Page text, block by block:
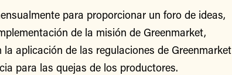
para proporcionar un foro de ideas,
de la misión de Greenmarket,
la aplicación de las regulaciones de Greenmarket
para las quejas de los productores.